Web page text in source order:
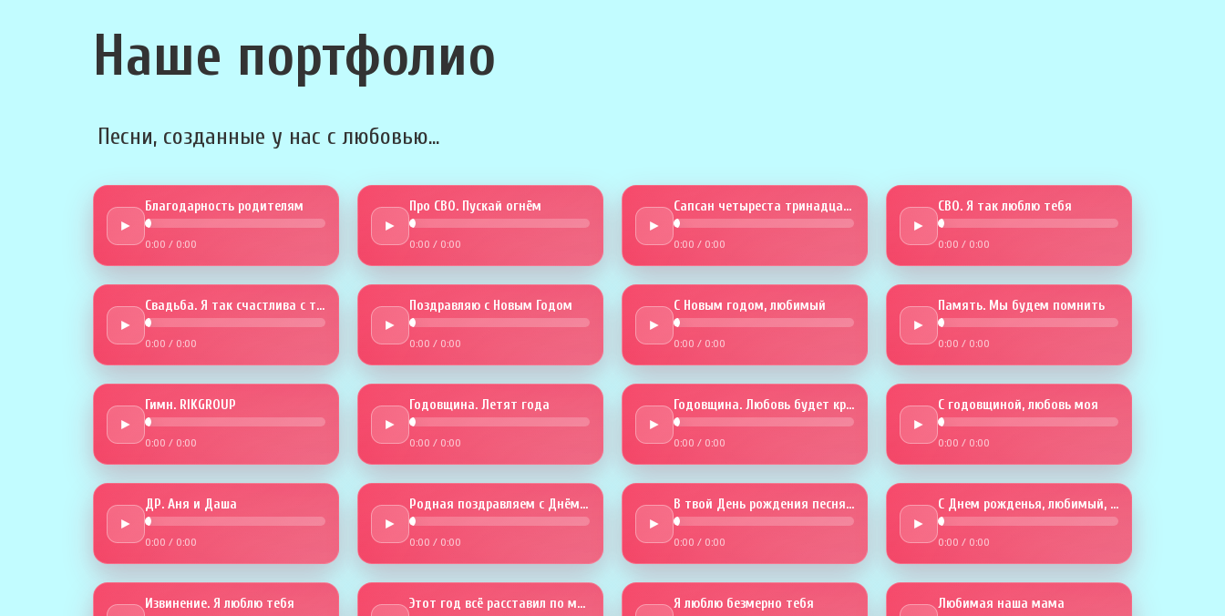
Наше портфолио
Песни, созданные у нас с любовью...
►
Благодарность родителям
0:00 / 0:00
►
Про СВО. Пускай огнём
0:00 / 0:00
►
Сапсан четыреста тринадцать
0:00 / 0:00
►
СВО. Я так люблю тебя
0:00 / 0:00
►
Свадьба. Я так счастлива с тобой
0:00 / 0:00
►
Поздравляю с Новым Годом
0:00 / 0:00
►
С Новым годом, любимый
0:00 / 0:00
►
Память. Мы будем помнить
0:00 / 0:00
►
Гимн. RIKGROUP
0:00 / 0:00
►
Годовщина. Летят года
0:00 / 0:00
►
Годовщина. Любовь будет крепче
0:00 / 0:00
►
С годовщиной, любовь моя
0:00 / 0:00
►
ДР. Аня и Даша
0:00 / 0:00
►
Родная поздравляем с Днём рожденья
0:00 / 0:00
►
В твой День рождения песня эта
0:00 / 0:00
►
С Днем рожденья, любимый, тебя
0:00 / 0:00
Извинение. Я люблю тебя Этот год всё расставил по местам Я люблю безмерно тебя Любимая наша мама